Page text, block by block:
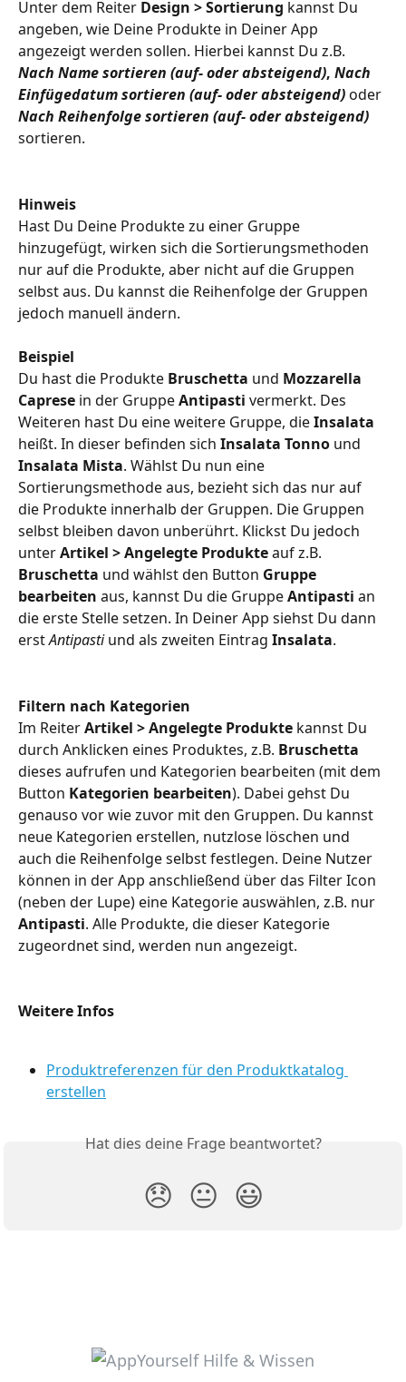
Unter dem Reiter Design > Sortierung kannst Du
angeben, wie Deine Produkte in Deiner App
angezeigt werden sollen. Hierbei kannst Du z.B.
Nach Name sortieren (auf- oder absteigend), Nach
Einfügedatum sortieren (auf- oder absteigend)oder
Nach Reihenfolge sortieren (auf- oder absteigend)
sortieren.
Hinweis
Hast Du Deine Produkte zu einer Gruppe
hinzugefügt, wirken sich die Sortierungsmethoden
nur auf die Produkte, aber nicht auf die Gruppen
selbst aus. Du kannst die Reihenfolge der Gruppen
jedoch manuell ändern.
Beispiel
Du hast die Produkte Bruschetta und Mozzarella
Caprese in der Gruppe Antipasti vermerkt. Des
Weiteren hast Du eine weitere Gruppe, die Insalata
heißt. In dieser befinden sich Insalata Tonno und
Insalata Mista. Wählst Du nun eine
Sortierungsmethode aus, bezieht sich das nur auf
die Produkte innerhalb der Gruppen. Die Gruppen
selbst bleiben davon unberührt. Klickst Du jedoch
unter Artikel > Angelegte Produkte auf z.B.
Bruschetta und wählst den Button Gruppe
bearbeiten aus, kannst Du die Gruppe Antipasti an
die erste Stelle setzen. In Deiner App siehst Du dann
erst Antipasti und als zweiten Eintrag Insalata.
Filtern nach Kategorien
Im Reiter Artikel > Angelegte Produkte kannst Du
durch Anklicken eines Produktes, z.B. Bruschetta
dieses aufrufen und Kategorien bearbeiten (mit dem
Button Kategorien bearbeiten). Dabei gehst Du
genauso vor wie zuvor mit den Gruppen. Du kannst
neue Kategorien erstellen, nutzlose löschen und
auch die Reihenfolge selbst festlegen. Deine Nutzer
können in der App anschließend über das Filter Icon
(neben der Lupe) eine Kategorie auswählen, z.B. nur
Antipasti. Alle Produkte, die dieser Kategorie
zugeordnet sind, werden nun angezeigt.
Weitere Infos
Produktreferenzen für den Produktkatalog
erstellen
Hat dies deine Frage beantwortet?
😞 😐 😃